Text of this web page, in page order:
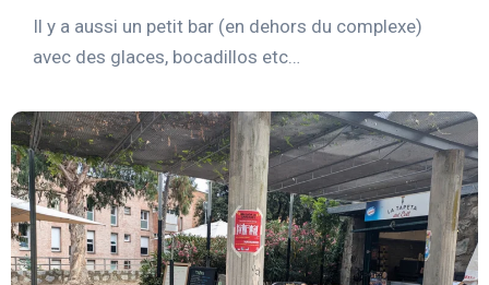
Il y a aussi un petit bar (en dehors du complexe)
avec des glaces, bocadillos etc…